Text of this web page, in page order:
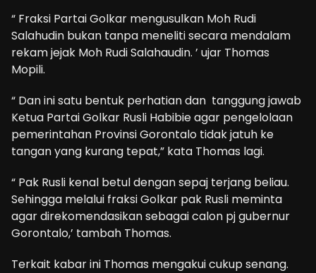
“ Fraksi Partai Golkar mengusulkan Moh Rudi
Salahudin bukan tanpa meneliti secara mendalam
rekam jejak Moh Rudi Salahaudin. ’ ujar Thomas
Mopili.
“ Dan ini satu bentuk perhatian dan tanggung jawab
Ketua Partai Golkar Rusli Habibie agar pengelolaan
pemerintahan Provinsi Gorontalo tidak jatuh ke
tangan yang kurang tepat,” kata Thomas lagi.
“ Pak Rusli kenal betul dengan sepaj terjang beliau.
Sehingga melalui fraksi Golkar pak Rusli meminta
agar direkomendasikan sebagai calon pj gubernur
Gorontalo,’ tambah Thomas.
Terkait kabar ini Thomas mengakui cukup senang.